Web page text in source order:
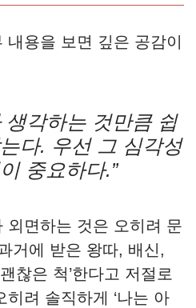
용을 보면 깊은 공감이
생각하는 것만큼 쉽
다. 우선 그 심각성
중요하다.”
외면하는 것은 오히려 문
거에 받은 왕따, 배신,
찮은 척’한다고 저절로
려 솔직하게 ‘나는 아